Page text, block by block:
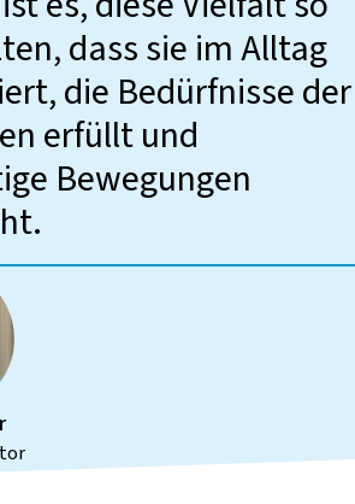
dass sie im Alltag
die Bedürfnisse der
erfüllt und
Bewegungen